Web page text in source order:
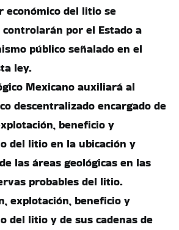
económico del litio se
por el Estado a
público señalado en el
ley.
Mexicano auxiliará al
descentralizado encargado de
beneficio y
del litio en la ubicación y
las áreas geológicas en las
probables del litio.
explotación, beneficio y
del litio y de sus cadenas de